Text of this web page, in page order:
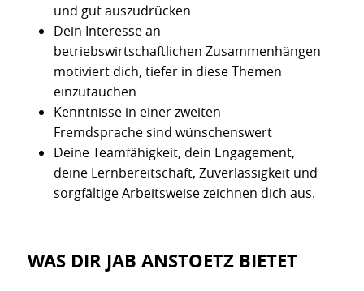
und gut auszudrücken
Dein Interesse an
betriebswirtschaftlichen Zusammenhängen
motiviert dich, tiefer in diese Themen
einzutauchen
Kenntnisse in einer zweiten
Fremdsprache sind wünschenswert
Deine Teamfähigkeit, dein Engagement,
deine Lernbereitschaft, Zuverlässigkeit und
sorgfältige Arbeitsweise zeichnen dich aus.
WAS DIR JAB ANSTOETZ BIETET